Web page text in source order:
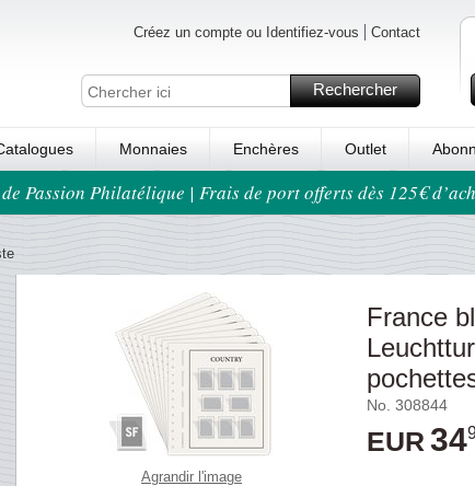
Créez un compte ou Identifiez-vous Contact
Rechercher
Monnaies Enchères Outlet
Passion Philatélique | Frais de port offerts dès 125€
Agrandir l'image
France
No. 308844
EUR 34